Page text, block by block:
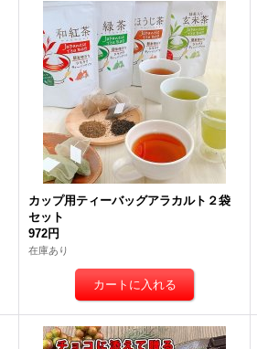
カップ用ティーバッグアラカルト２袋
セット
972円
在庫あり